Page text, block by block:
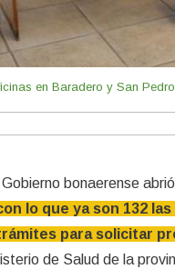
en Baradero y San
l Gobierno bonaerense
lo que ya son 132
para solicitar
de Salud de la